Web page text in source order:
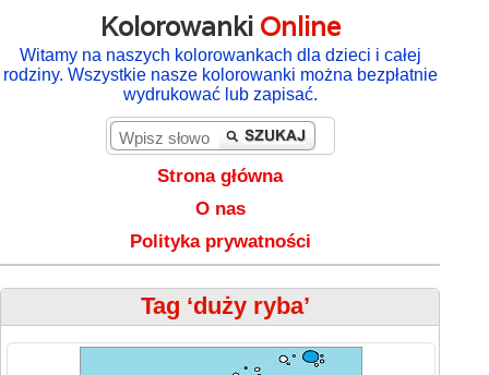
Kolorowanki Online
Witamy na naszych kolorowankach dla dzieci i całej
rodziny. Wszystkie nasze kolorowanki można bezpłatnie
wydrukować lub zapisać.
Strona główna
O nas
Polityka prywatności
Tag ‘duży ryba’